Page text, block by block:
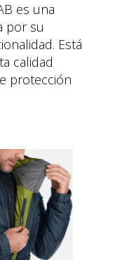
es una
por su
Está
calidad
protección